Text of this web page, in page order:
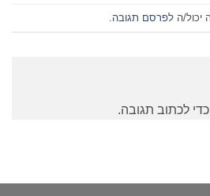
לפרסם תגובה
כדי לכתוב תגובה.